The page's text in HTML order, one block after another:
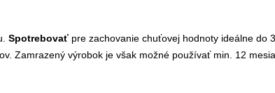
Spotrebovať pre zachovanie chuťovej hodnoty ideálne do
Zamrazený výrobok je však možné používať min. 12